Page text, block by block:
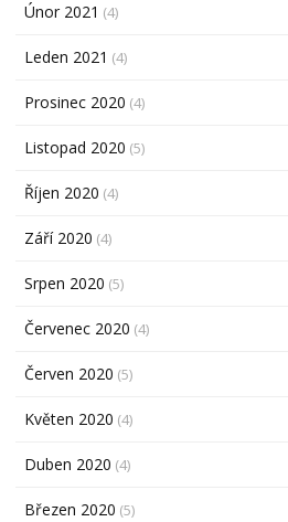
Únor 2021 (4)
Leden 2021 (4)
Prosinec 2020 (4)
Listopad 2020 (5)
Říjen 2020 (4)
Září 2020 (4)
Srpen 2020 (5)
Červenec 2020 (4)
Červen 2020 (5)
Květen 2020 (4)
Duben 2020 (4)
Březen 2020 (5)